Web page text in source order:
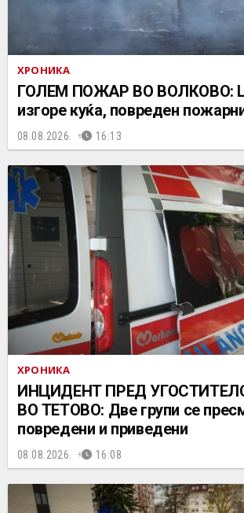
ХРОНИКА
ГОЛЕМ ПОЖАР ВО ВОЛКОВО:
изгоре куќа, повреден
08.08.2026. 16:13
ХРОНИКА
ИНЦИДЕНТ ПРЕД
ВО ТЕТОВО: Две групи се
повредени и приведени
08.08.2026. 16:08